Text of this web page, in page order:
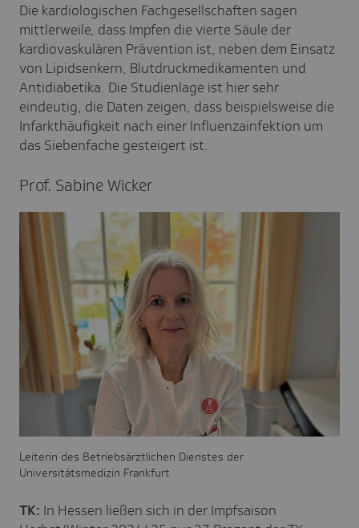
Die kardiologischen Fachgesellschaften sagen
mittlerweile, dass Impfen die vierte Säule der
kardiovaskulären Prävention ist, neben dem Einsatz
von Lipidsenkern, Blutdruckmedikamenten und
Antidiabetika. Die Studienlage ist hier sehr
eindeutig, die Daten zeigen, dass beispielsweise die
Infarkthäufigkeit nach einer Influenzainfektion um
das Siebenfache gesteigert ist.
Prof. Sabine Wicker
Leiterin des Betriebsärztlichen Dienstes der
Universitätsmedizin Frankfurt
TK: In Hessen ließen sich in der Impfsaison